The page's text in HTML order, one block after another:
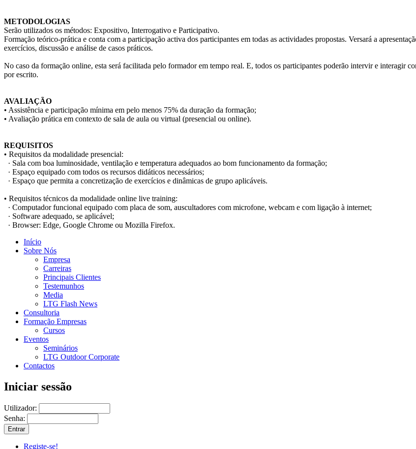
METODOLOGIAS
Serão utilizados os métodos: Expositivo, Interrogativo e Participativo.
Formação teórico-prática e conta com a participação activa dos participantes em todas as actividades propostas. Versará a
exercícios, discussão e análise de casos práticos.
No caso da formação online, esta será facilitada pelo formador em tempo real. E, todos os participantes poderão intervir e interagir
por escrito.
AVALIAÇÃO
• Assistência e participação mínima em pelo menos 75% da duração da formação;
• Avaliação prática em contexto de sala de aula ou virtual (presencial ou online).
REQUISITOS
• Requisitos da modalidade presencial:
· Sala com boa luminosidade, ventilação e temperatura adequados ao bom funcionamento da formação;
· Espaço equipado com todos os recursos didáticos necessários;
· Espaço que permita a concretização de exercícios e dinâmicas de grupo aplicáveis.
• Requisitos técnicos da modalidade online live training:
· Computador funcional equipado com placa de som, auscultadores com microfone, webcam e com ligação à internet;
· Software adequado, se aplicável;
· Browser: Edge, Google Chrome ou Mozilla Firefox.
Início
Sobre Nós
Empresa
Carreiras
Principais Clientes
Testemunhos
Media
LTG Flash News
Consultoria
Formação Empresas
Cursos
Eventos
Seminários
LTG Outdoor Corporate
Contactos
Iniciar sessão
Utilizador:
Senha:
Registe-se!